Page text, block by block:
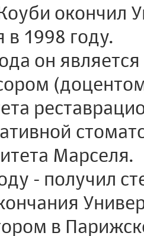
окончил
в 1998 году.
он является
Марселя.
- получил
в